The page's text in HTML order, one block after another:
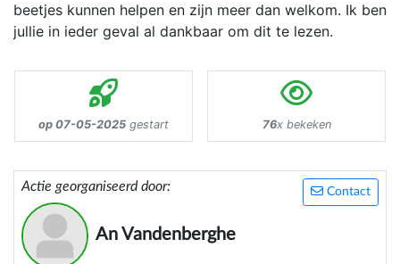
beetjes kunnen helpen en zijn meer dan welkom. Ik ben
jullie in ieder geval al dankbaar om dit te lezen.
op 07-05-2025 gestart 76x bekeken
Contact
Actie georganiseerd door:
An Vandenberghe